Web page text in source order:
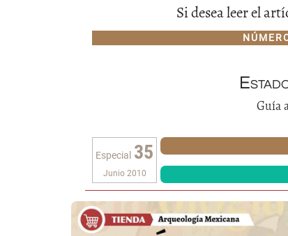
Si desea leer el
Guía
Especial 35
Junio 2010